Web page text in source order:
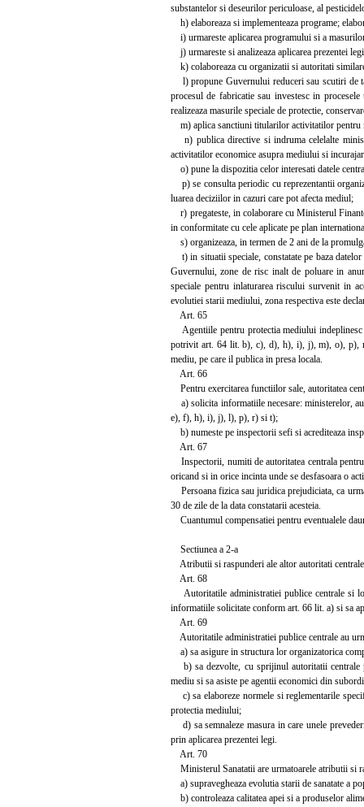
substantelor si deseurilor periculoase, al
h) elaboreaza si implementeaza programe;
i) urmareste aplicarea programului si a
j) urmareste si analizeaza aplicarea prezentei
k) colaboreaza cu organizatii si autoritati
l) propune Guvernului reduceri sau scutiri de
procesul de fabricatie sau investesc in
realizeaza masurile speciale de protectie,
m) aplica sanctiuni titularilor activitatilor pentru
n) publica directive si indruma celelalte
activitatilor economice asupra mediului si
o) pune la dispozitia celor interesati datele
p) se consulta periodic cu reprezentantii
luarea deciziilor in cazuri care pot afecta mediul;
r) pregateste, in colaborare cu Ministerul
in conformitate cu cele aplicate pe plan
s) organizeaza, in termen de 2 ani de la
t) in situatii speciale, constatate pe baza
Guvernului, zone de risc inalt de poluare in
speciale pentru inlaturarea riscului survenit in
evolutiei starii mediului, zona respectiva este
Art. 65
Agentiile pentru protectia mediului indeplinesc
potrivit art. 64 lit. b), c), d), h), i), j), m), o), p),
mediu, pe care il publica in presa locala.
Art. 66
Pentru exercitarea functiilor sale, autoritatea
a) solicita informatiile necesare: ministerelor,
e), f), h), i), j), l), p), r) si t);
b) numeste pe inspectorii sefi si acrediteaza
Art. 67
Inspectorii, numiti de autoritatea centrala
oricand si in orice incinta unde se desfasoara o
Persoana fizica sau juridica prejudiciata, ca
30 de zile de la data constatarii acesteia.
Cuantumul compensatiei pentru eventualele
Sectiunea a 2-a
Atributii si raspunderi ale altor autoritati
Art. 68
Autoritatile administratiei publice centrale si
informatiile solicitate conform art. 66 lit. a) si sa
Art. 69
Autoritatile administratiei publice centrale au
a) sa asigure in structura lor organizatorica
b) sa dezvolte, cu sprijinul autoritatii centrale
mediu si sa asiste pe agentii economici din
c) sa elaboreze normele si reglementarile
protectia mediului;
d) sa semnaleze masura in care unele
prin aplicarea prezentei legi.
Art. 70
Ministerul Sanatatii are urmatoarele atributii si
a) supravegheaza evolutia starii de sanatate a
b) controleaza calitatea apei si a produselor